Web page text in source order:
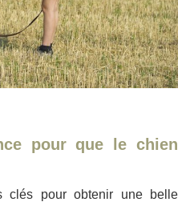
pour que le chien
clés pour obtenir une belle